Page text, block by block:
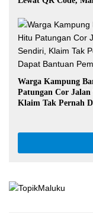
Warga Kampung
Patungan Cor Jalan
Klaim Tak Pernah